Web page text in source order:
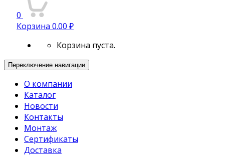
0
Корзина 0.00 ₽
Корзина пуста.
Переключение навигации
О компании
Каталог
Новости
Контакты
Монтаж
Сертификаты
Доставка